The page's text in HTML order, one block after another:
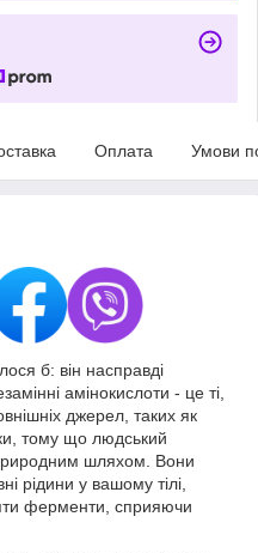
Оплата Умови
б: він насправді
амінокислоти - це ті,
джерел, таких як
тому що людський
шляхом. Вони
рідини у вашому тілі,
ферменти, сприяючи